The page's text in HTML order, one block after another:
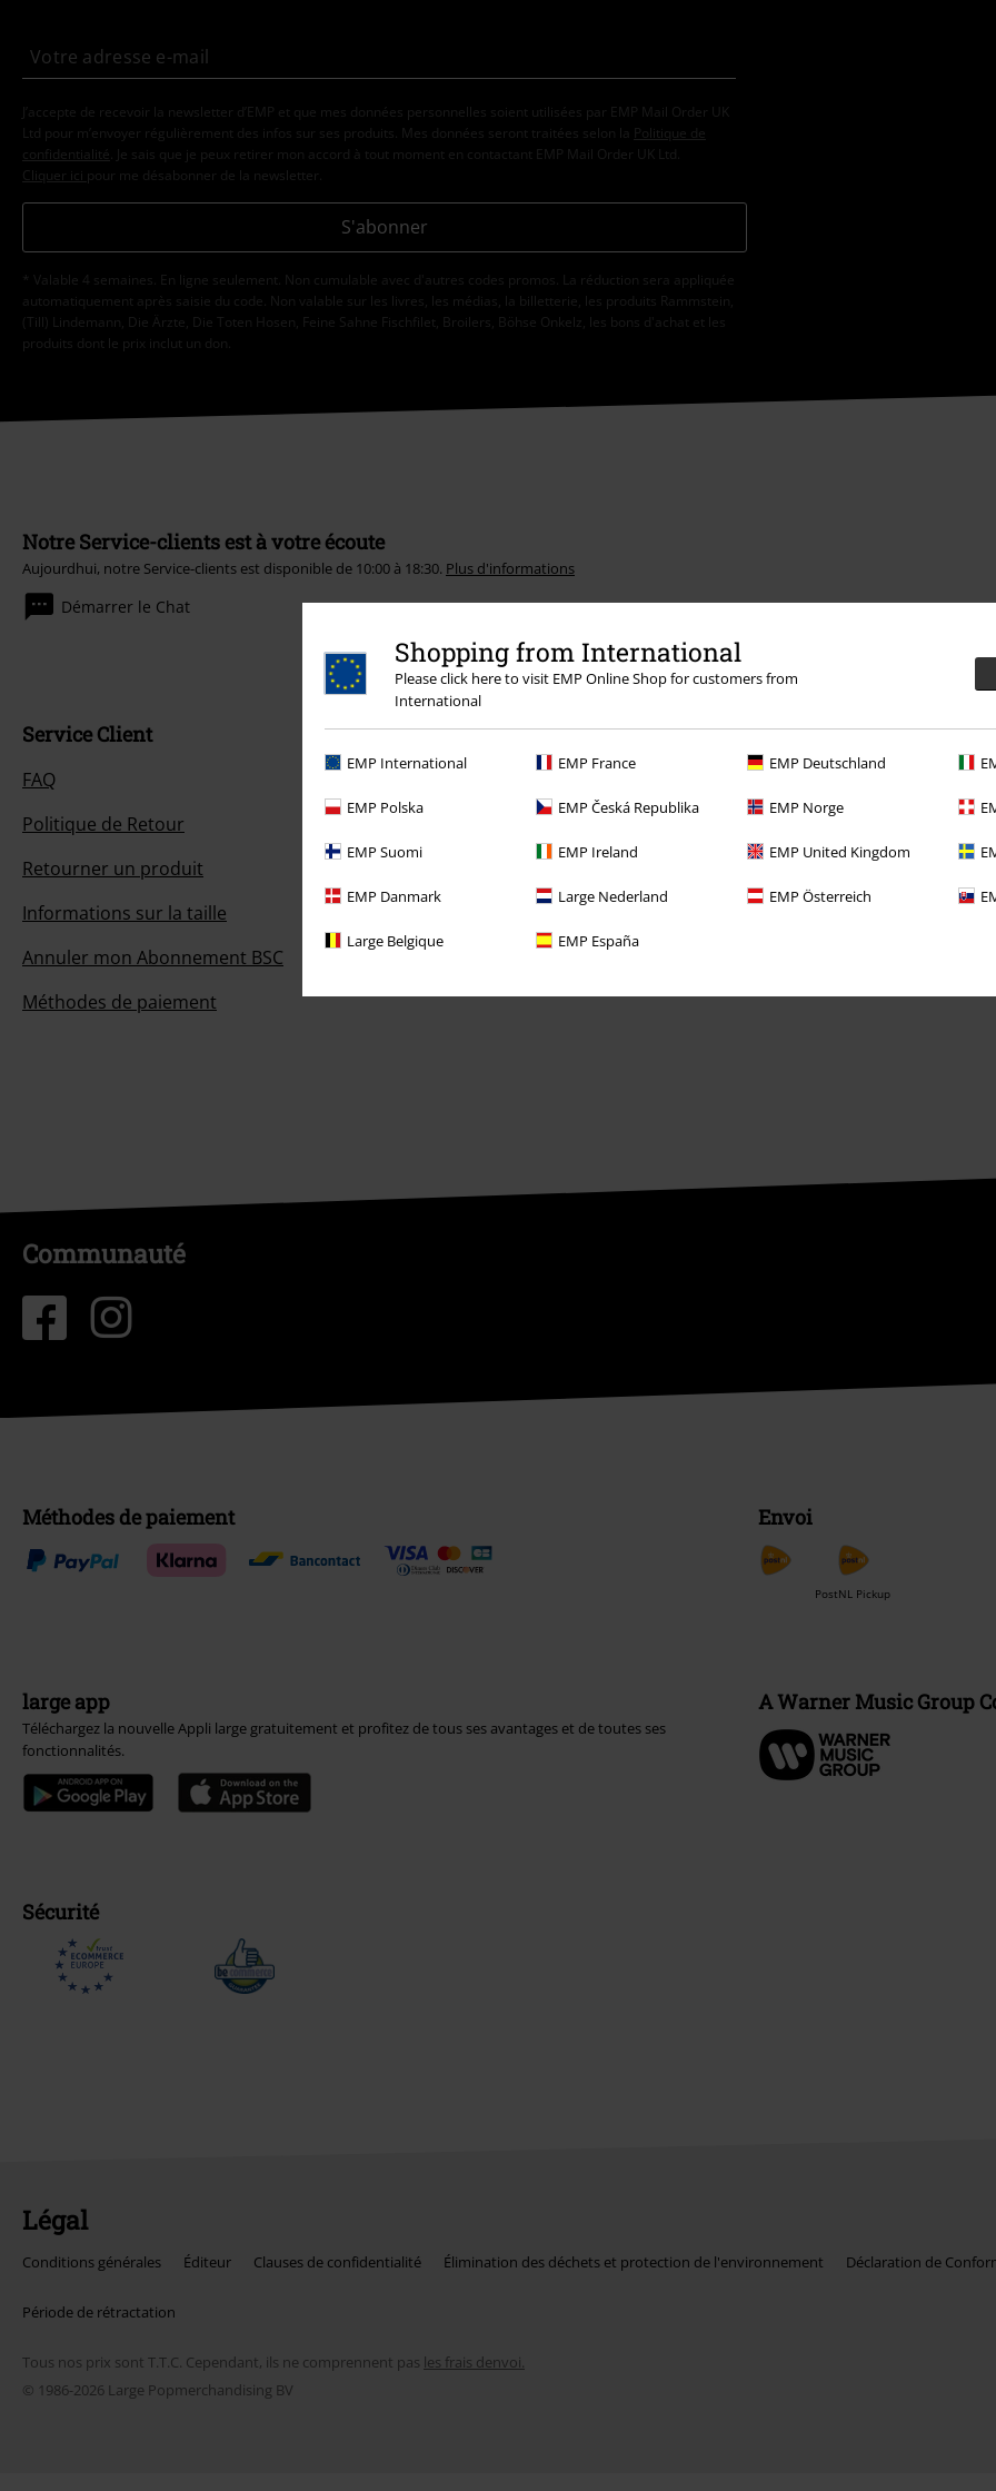
Shopping from International
Please click here to visit EMP Online Shop for customers from
International
EMP International EMP France EMP Deutschland
EMP Polska EMP Česká Republika EMP Norge
EMP Suomi EMP Ireland EMP United Kingdom
EMP Danmark Large Nederland EMP Österreich
Large Belgique EMP España
J’accepte de recevoir la newsletter d’EMP et que mes données personnelles soient utilisées par EMP Mail Order UK
Ltd pour m’envoyer régulièrement des infos sur ses produits. Mes données seront traitées selon la
Politique de
confidentialité . Je sais que je peux retirer mon accord à tout moment en contactant EMP Mail Order UK Ltd.
Cliquer ici pour me désabonner de la newsletter.
S'abonner
* Valable 4 semaines. En ligne seulement. Non cumulable avec d'autres codes promos. La réduction sera appliquée
automatiquement après saisie du code. Non valable sur les livres, les médias, la billetterie, les produits Rammstein,
(Till) Lindemann, Die Ärzte, Die Toten Hosen, Feine Sahne Fischfilet, Broilers, Böhse Onkelz, les bons d'achat et les
produits dont le prix inclut un don.
Notre Service-clients est à votre écoute
Aujourdhui, notre Service-clients est disponible de 10:00 à 18:30. Plus d'informations
Démarrer le Chat
Service Client
FAQ
Politique de Retour
Retourner un produit
Informations sur la taille
Annuler mon Abonnement BSC
Méthodes de paiement
Offre pour toi
Bons d'achat Large
Communauté
Méthodes de paiement Envoi
PostNL Pickup
large app
Téléchargez la nouvelle Appli large gratuitement et profitez de tous ses avantages et de toutes ses
fonctionnalités.
A Warner Music Group
Sécurité
Légal
Conditions générales Éditeur Clauses de confidentialité Élimination des déchets et protection de l'environnement Déclaration de
Période de rétractation
Tous nos prix sont T.T.C. Cependant, ils ne comprennent pas les frais denvoi.
© 1986-2026 Large Popmerchandising BV